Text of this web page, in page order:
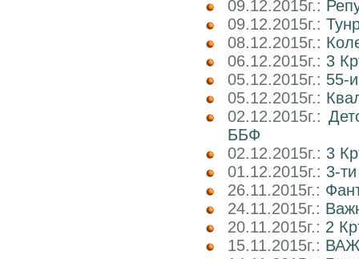
09.12.2015г.:
09.12.2015г.:
08.12.2015г.:
06.12.2015г.: 3
05.12.2015г.: 55-
05.12.2015г.:
02.12.2015г.:
ББФ
02.12.2015г.: 3
01.12.2015г.: 3-
26.11.2015г.:
24.11.2015г.:
20.11.2015г.: 2
15.11.2015г.: